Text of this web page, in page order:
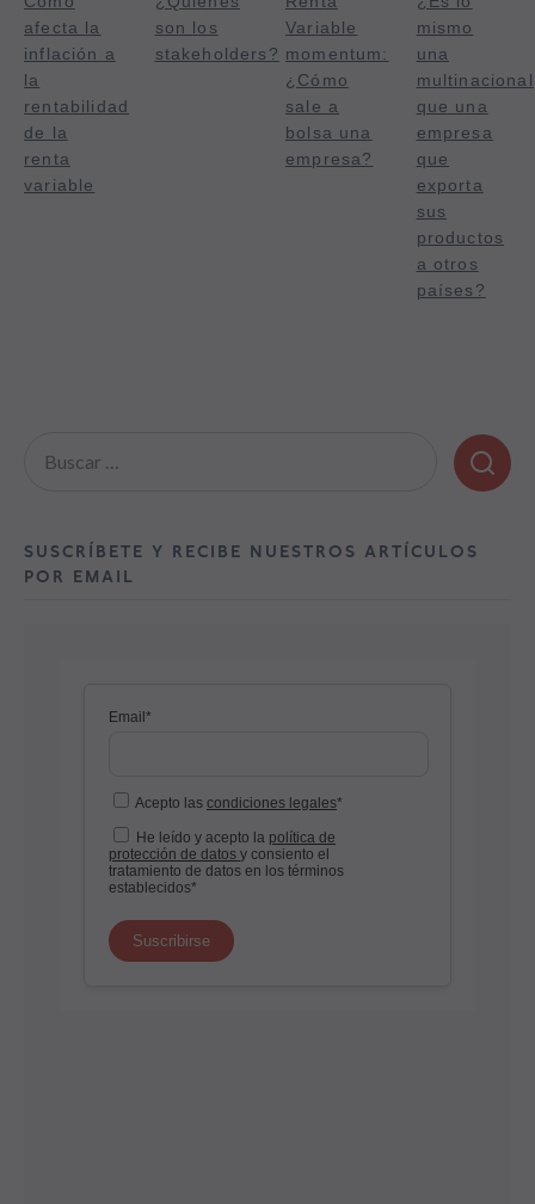
afecta la
inflación a
la
rentabilidad
de la
renta
variable
son los
stakeholders?
Variable
momentum:
¿Cómo
sale a
bolsa una
empresa?
mismo
una
multinacional
que una
empresa
que
exporta
sus
productos
a otros
países?
SUSCRÍBETE Y RECIBE NUESTROS ARTÍCULOS
POR EMAIL